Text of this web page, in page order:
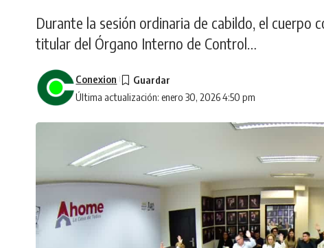
Durante la sesión ordinaria de cabildo, el cuerpo
titular del Órgano Interno de Control…
Última actualización: enero 30, 2026 4:50 pm
Conexion